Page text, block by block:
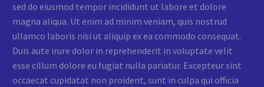
sed do eiusmod tempor incididunt ut labore et dolore
magna aliqua. Ut enim ad minim veniam, quis nostrud
ullamco laboris nisi ut aliquip ex ea commodo consequat.
Duis aute irure dolor in reprehenderit in voluptate velit
esse cillum dolore eu fugiat nulla pariatur. Excepteur sint
occaecat cupidatat non proident, sunt in culpa qui officia